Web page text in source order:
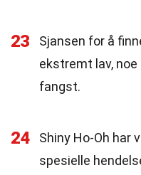
23
Sjansen for å
ekstremt lav, noe
fangst.
24
Shiny Ho-Oh har
spesielle